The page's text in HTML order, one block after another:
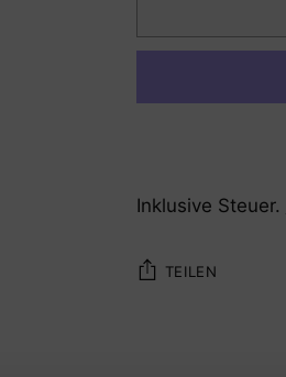
Inklusive Steuer.
TEILEN